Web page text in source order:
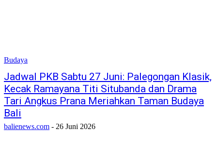
Budaya
Jadwal PKB Sabtu 27 Juni: Palegongan Klasik,
Kecak Ramayana Titi Situbanda dan Drama
Tari Angkus Prana Meriahkan Taman Budaya
Bali
balienews.com - 26 Juni 2026